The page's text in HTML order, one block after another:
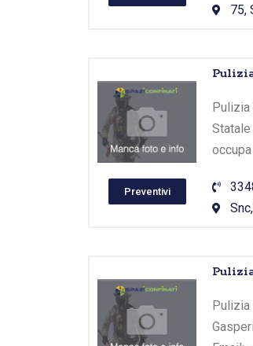
75,
Preventivi
Pulizia
Pulizia